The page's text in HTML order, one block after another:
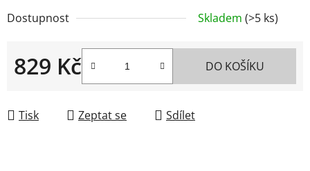
Dostupnost Skladem (>5 ks)
829 Kč DO KOŠÍKU
Tisk Zeptat se Sdílet